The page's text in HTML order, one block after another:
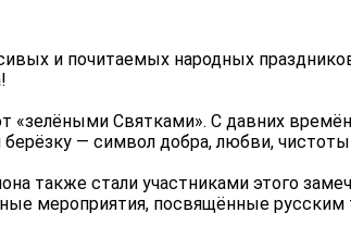
и почитаемых народных
«зелёными Святками». С давних
берёзку — символ добра, любви,
также стали участниками этого
мероприятия, посвящённые русским